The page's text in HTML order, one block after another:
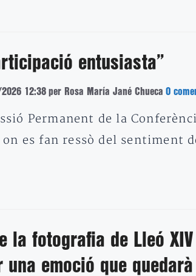
entusiasta”
12:38 per Rosa María Jané Chueca 0
Permanent de la
es fan ressò del sentiment
la fotografia de Lleó
emoció que